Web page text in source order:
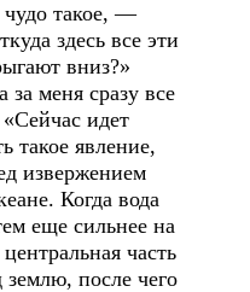
чудо такое, —
здесь все эти
вниз?»
за меня сразу все
идет
такое явление,
извержением
Когда вода
еще сильнее на
часть
землю, после чего